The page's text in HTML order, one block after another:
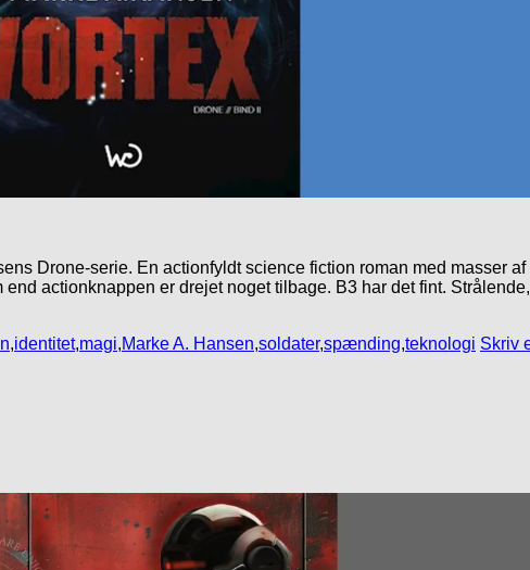
Drone-serie. En actionfyldt science fiction roman med masser
actionknappen er drejet noget tilbage. B3 har det fint.
,identitet,magi,Marke A. Hansen,soldater,spænding,teknologi Skriv